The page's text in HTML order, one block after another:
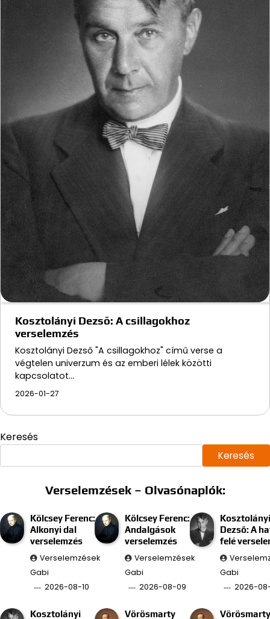
Kosztolányi Dezső: A csillagokhoz
verselemzés
Kosztolányi Dezső "A csillagokhoz" című verse a
végtelen univerzum és az emberi lélek közötti
kapcsolatot…
2026-01-27
Keresés
Keresés
Verselemzések – Olvasónaplók:
Kölcsey Ferenc:
Alkonyi dal
verselemzés
Verselemzések
Gabi
2026-08-10
Kölcsey Ferenc:
Andalgások
verselemzés
Verselemzések
Gabi
2026-08-09
Kosztolányi
Dezső: A
felé
Gabi
2026-
Kosztolányi
Vörösmarty
Vörösmarty